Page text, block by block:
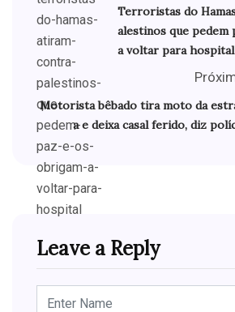
Terroristas do
alestinos que pedem
a voltar para hospital
Motorista bêbado tira moto da
a e deixa casal ferido, diz
Leave a Reply